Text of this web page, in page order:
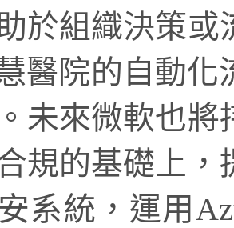
於組織決策
醫院的自動
未來微軟也
規的基礎上
系統，運用